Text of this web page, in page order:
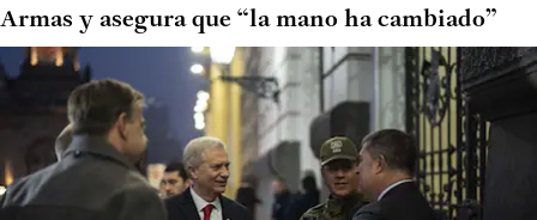
Armas y asegura que “la mano ha cambiado”